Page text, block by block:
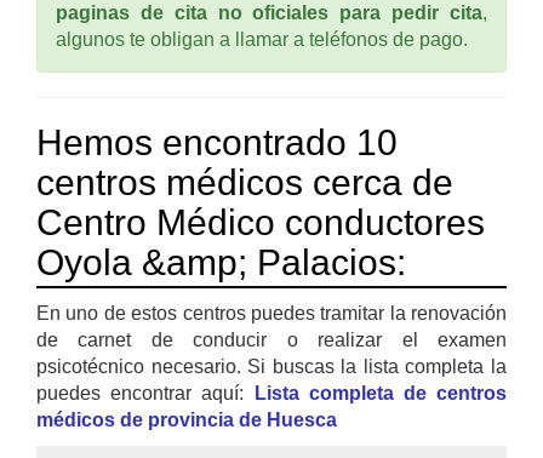
paginas de cita no oficiales para pedir cita,
algunos te obligan a llamar a teléfonos de pago.
Hemos encontrado 10
centros médicos cerca de
Centro Médico conductores
Oyola &amp; Palacios:
En uno de estos centros puedes tramitar la renovación
de carnet de conducir o realizar el examen
psicotécnico necesario. Si buscas la lista completa la
puedes encontrar aquí:
Lista completa de centros
médicos de provincia de Huesca